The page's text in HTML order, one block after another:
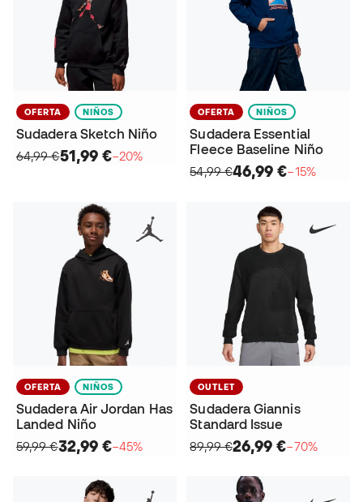
OFERTA NIÑOS
Sudadera Sketch Niño
64,99 €51,99 €−20%
OFERTA NIÑOS
Sudadera Essential
Fleece Baseline Niño
54,99 €46,99 €−15%
OFERTA NIÑOS
Sudadera Air Jordan Has
Landed Niño
59,99 €32,99 €−45%
OUTLET
Sudadera Giannis
Standard Issue
89,99 €26,99 €−70%